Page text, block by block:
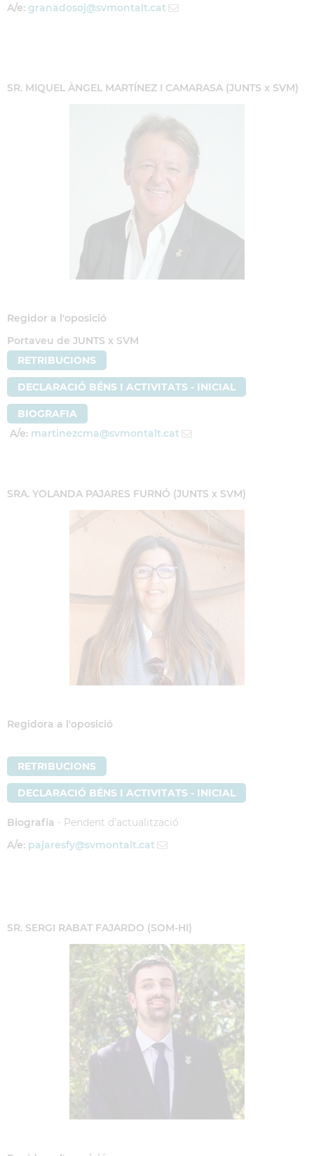
A/e: granadosoj@svmontalt.cat
SR. MIQUEL ÀNGEL MARTÍNEZ I CAMARASA (JUNTS x SVM)
Regidor a l'oposició
Portaveu de JUNTS x SVM
RETRIBUCIONS
DECLARACIÓ BÉNS I ACTIVITATS - INICIAL
BIOGRAFIA
A/e: martinezcma@svmontalt.cat
SRA. YOLANDA PAJARES FURNÓ (JUNTS x SVM)
Regidora a l'oposició
RETRIBUCIONS
DECLARACIÓ BÉNS I ACTIVITATS - INICIAL
Biografia - Pendent d'actualització
A/e: pajaresfy@svmontalt.cat
SR. SERGI RABAT FAJARDO (SOM-HI)